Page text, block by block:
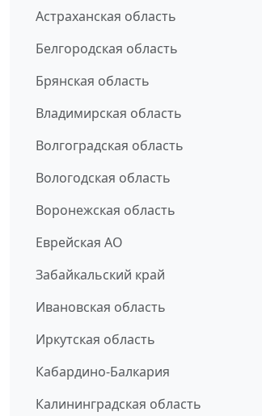
Астраханская область
Белгородская область
Брянская область
Владимирская область
Волгоградская область
Вологодская область
Воронежская область
Еврейская АО
Забайкальский край
Ивановская область
Иркутская область
Кабардино-Балкария
Калининградская область